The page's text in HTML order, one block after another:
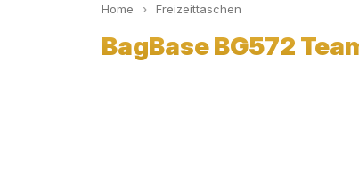
Home Freizeittaschen
BagBase BG572